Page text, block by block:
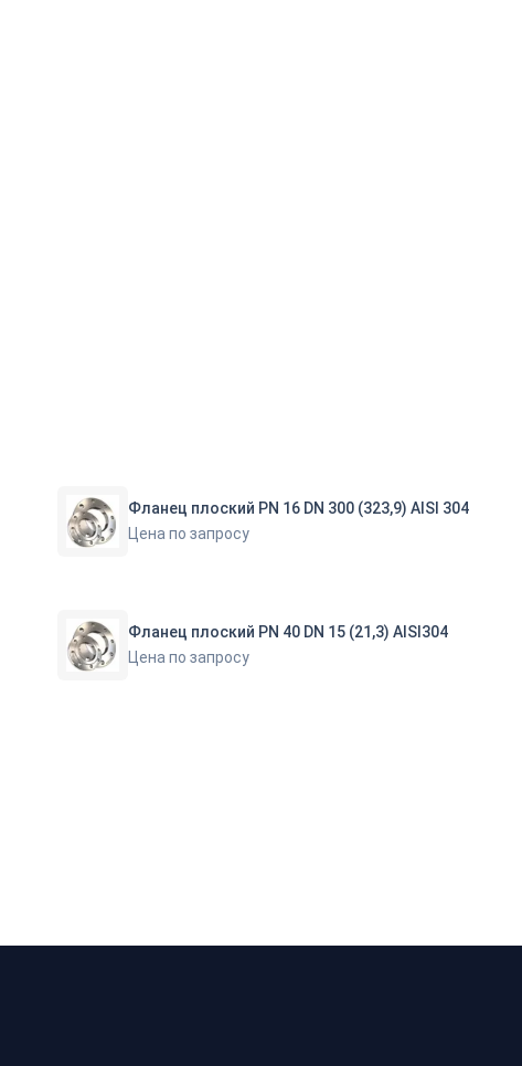
Фланец плоский PN 16 DN 300 (323,9) AISI 304
Цена по запросу
Фланец плоский PN 40 DN 15 (21,3) AISI304
Цена по запросу